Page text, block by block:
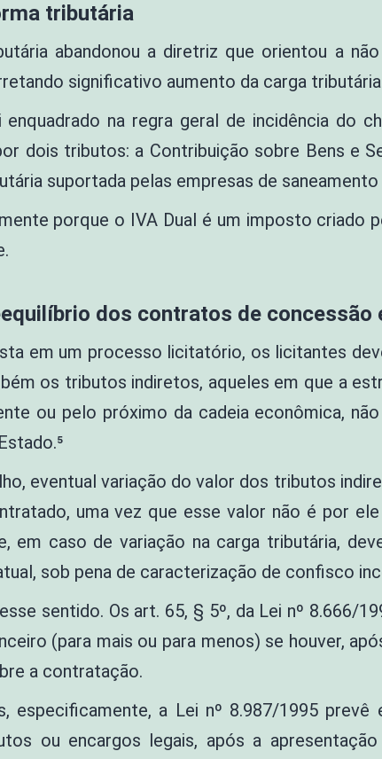
tributária
abandonou a diretriz que orientou a
significativo aumento da carga
na regra geral de incidência do
dois tributos: a Contribuição sobre Bens e
suportada pelas empresas de saneamento
porque o IVA Dual é um imposto criado
dos contratos de concessão
em um processo licitatório, os licitantes
os tributos indiretos, aqueles em que a
ou pelo próximo da cadeia econômica,
eventual variação do valor dos tributos
uma vez que esse valor não é por
em caso de variação na carga tributária,
sob pena de caracterização de confisco
sentido. Os art. 65, § 5º, da Lei nº 8.666/
(para mais ou para menos) se houver,
a contratação.
especificamente, a Lei nº 8.987/1995
ou encargos legais, após a